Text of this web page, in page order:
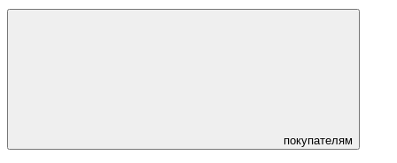
покупателям